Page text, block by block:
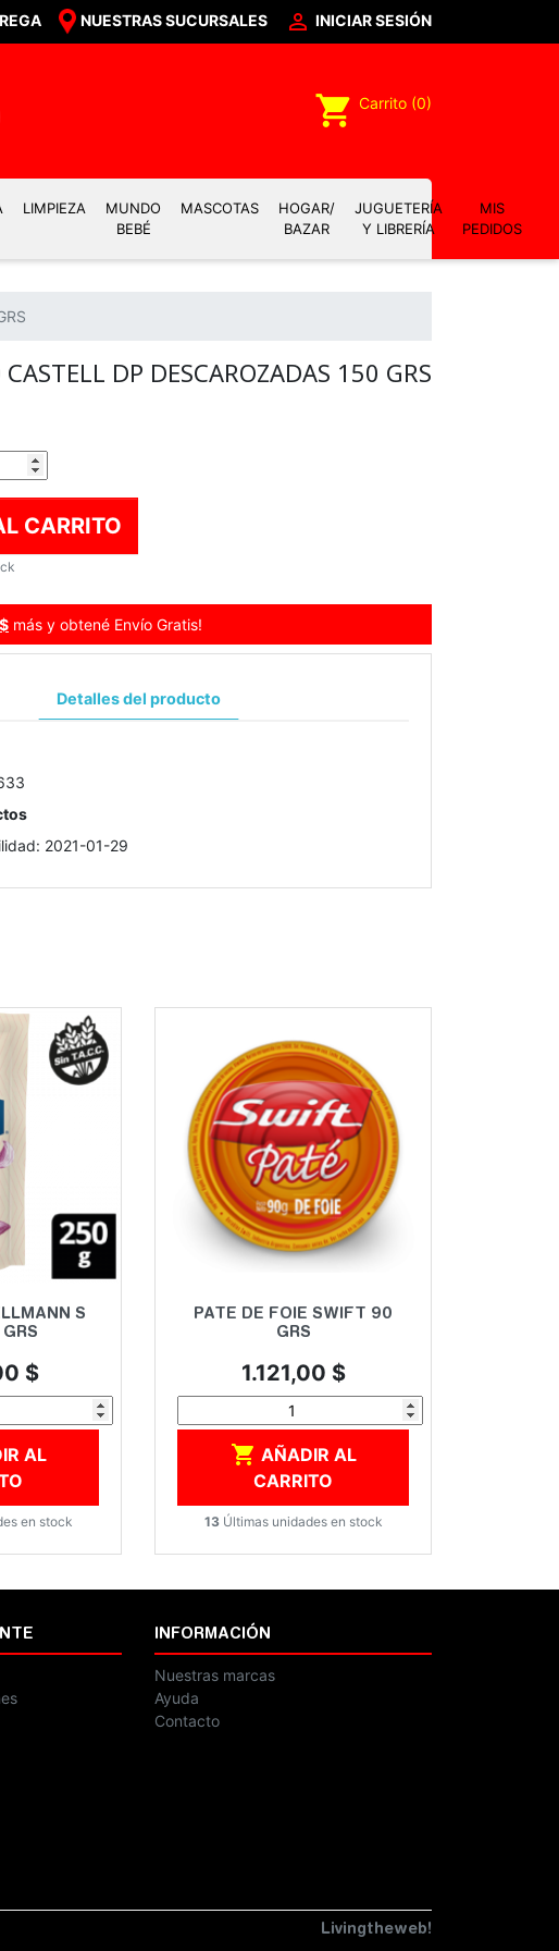
NUESTRAS SUCURSALES  INICIAR SESIÓN
shopping_cart Carrito (0)
LIMPIEZA
MUNDO
BEBÉ
MASCOTAS
HOGAR/
BAZAR
JUGUETERÍA
Y LIBRERÍA
MIS
PEDIDOS
DP DESCAROZADAS 150 GRS
CARRITO
más y obtené Envío Gratis!
Detalles del producto
2021-01-29
S
$
en stock
Vista rápida
PATE DE FOIE SWIFT 90
GRS
Precio
1.121,00 $

CARRITO
13 Últimas unidades en stock
INFORMACIÓN
Nuestras marcas
Ayuda
Contacto
Livingtheweb!